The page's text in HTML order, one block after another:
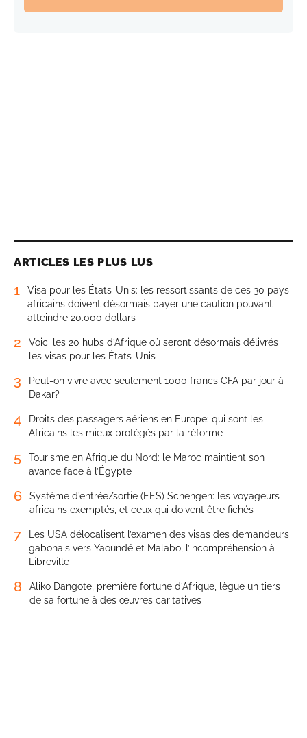
ARTICLES LES PLUS LUS
1
Visa pour les États-Unis: les ressortissants de ces 30 pays
africains doivent désormais payer une caution pouvant
atteindre 20.000 dollars
2
Voici les 20 hubs d’Afrique où seront désormais délivrés
les visas pour les États-Unis
3
Peut-on vivre avec seulement 1000 francs CFA par jour à
Dakar?
4
Droits des passagers aériens en Europe: qui sont les
Africains les mieux protégés par la réforme
5
Tourisme en Afrique du Nord: le Maroc maintient son
avance face à l’Égypte
6
Système d’entrée/sortie (EES) Schengen: les voyageurs
africains exemptés, et ceux qui doivent être fichés
7
Les USA délocalisent l’examen des visas des demandeurs
gabonais vers Yaoundé et Malabo, l’incompréhension à
Libreville
8
Aliko Dangote, première fortune d’Afrique, lègue un tiers
de sa fortune à des œuvres caritatives